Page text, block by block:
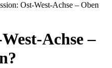
Ost-West-Achse – Oben
Achse –